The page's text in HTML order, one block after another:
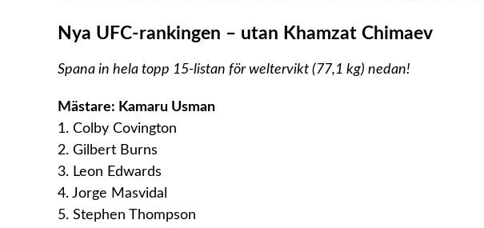
Nya UFC-rankingen – utan Khamzat Chimaev
Spana in hela topp 15-listan för weltervikt (77,1 kg) nedan!
Mästare: Kamaru Usman
1. Colby Covington
2. Gilbert Burns
3. Leon Edwards
4. Jorge Masvidal
5. Stephen Thompson